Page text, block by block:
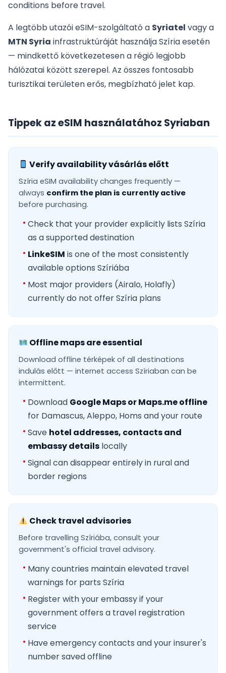
conditions before travel.
A legtöbb utazói eSIM-szolgáltató a Syriatel vagy a
MTN Syria infrastruktúráját használja Szíria esetén
— mindkettő következetesen a régió legjobb
hálózatai között szerepel. Az összes fontosabb
turisztikai területen erős, megbízható jelet kap.
Tippek az eSIM használatához Syriaban
Verify availability vásárlás előtt
Szíria eSIM availability changes frequently —
always confirm the plan is currently active
before purchasing.
Check that your provider explicitly lists Szíria
as a supported destination
LinkeSIM is one of the most consistently
available options Szíriába
Most major providers (Airalo, Holafly)
currently do not offer Szíria plans
Offline maps are essential
Download offline térképek of all destinations
indulás előtt — internet access Szíriaban can be
intermittent.
Download Google Maps or Maps.me offline
for Damascus, Aleppo, Homs and your route
Save hotel addresses, contacts and
embassy details locally
Signal can disappear entirely in rural and
border regions
Check travel advisories
Before travelling Szíriába, consult your
government's official travel advisory.
Many countries maintain elevated travel
warnings for parts Szíria
Register with your embassy if your
government offers a travel registration
service
Have emergency contacts and your insurer's
number saved offline